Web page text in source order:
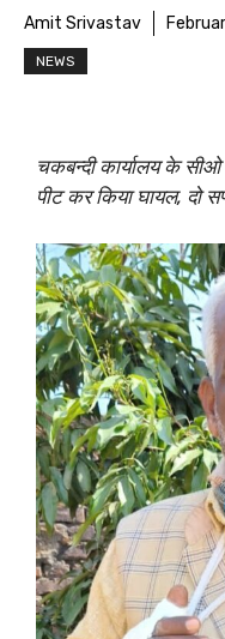
Amit Srivastav
NEWS
चकबन्दी कार्यालय के
पीट कर किया घायल, दो